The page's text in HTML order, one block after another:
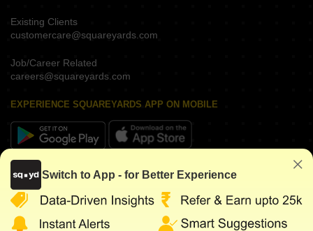
Existing Clients
customercare@squareyards.com
Job/Career Related
careers@squareyards.com
EXPERIENCE SQUAREYARDS APP ON MOBILE
KEEP IN TOUCH
Switch to App - for Better Experience